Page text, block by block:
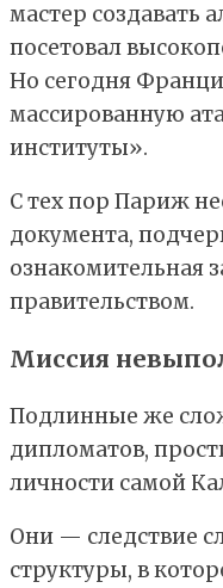
мастер создавать
посетовал
Но сегодня
массированную
институты».
С тех пор Париж
документа,
ознакомительная
правительством.
Миссия
Подлинные же
дипломатов,
личности самой
Они — следствие
структуры, в